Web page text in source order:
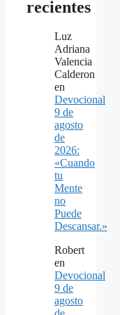
recientes
Luz
Adriana
Valencia
Calderon
en
Devocional
9 de
agosto
de
2026:
«Cuando
tu
Mente
no
Puede
Descansar.»
Robert
en
Devocional
9 de
agosto